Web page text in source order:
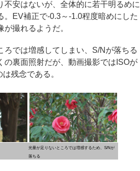
安はないが、全体的に若干明るめに
。EV補正で-0.3～-1.0程度暗めにした
撮れるようだ。
では増感してしまい、S/Nが落ちる
の裏面照射だが、動画撮影ではISOが
残念である。
光量が足りないところでは増感するため、S/Nが
落ちる